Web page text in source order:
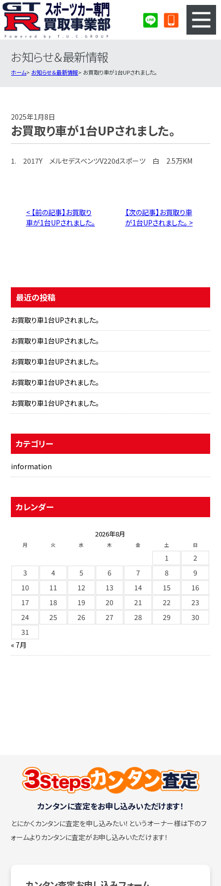
3ステップのカンタン査定
スポーツカー買取実績
お知らせ＆最新情報
ホーム お知らせ＆最新情報 お買取り車が1台UPされました。
2025年1月8日
お買取り車が1台UPされました。
1. 2017Y メルセデスベンツV220dスポーツ 白 2.5万KM
< 【前の記事】お買取り
車が1台UPされました。
【次の記事】お買取り車
が1台UPされました。 >
最近の投稿
お買取り車1台UPされました。
お買取り車1台UPされました。
お買取り車1台UPされました。
お買取り車1台UPされました。
お買取り車1台UPされました。
カテゴリー
information
カレンダー
2026年8月
月 火 水 木 金 土 日
1
2
3
4 5 6 7 8
9
10
11 12 13 14 15
16
17
18 19 20 21 22
23
24
25 26 27 28 29
30
31
« 7月
カンタンに査定をお申し込みいただけます！
とにかくカンタンに査定を申し込みたい！ というオーナー様は下のフ
ォームよりカンタンに査定がお申し込みいただけます！